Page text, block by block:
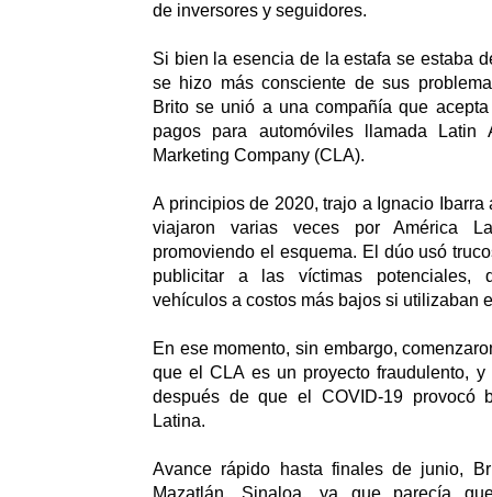
de inversores y seguidores.
Si bien la esencia de la estafa se estaba
se hizo más consciente de sus
Brito se unió a una compañía que
pagos para automóviles llamada Latin
Marketing Company (CLA).
A principios de 2020, trajo a Ignacio
viajaron varias veces por América
promoviendo el esquema. El dúo usó
publicitar a las víctimas potenciales,
vehículos a costos más bajos si utilizaban
En ese momento, sin embargo,
que el CLA es un proyecto fraudulento,
después de que el COVID-19 provocó
Latina.
Avance rápido hasta finales de junio,